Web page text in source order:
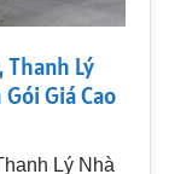
Thanh Lý
Giá Cao
Lý Nhà